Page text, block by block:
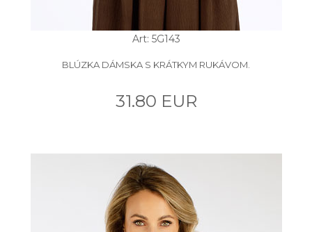
Art: 5G143
BLÚZKA DÁMSKA S KRÁTKYM RUKÁVOM.
31.80 EUR